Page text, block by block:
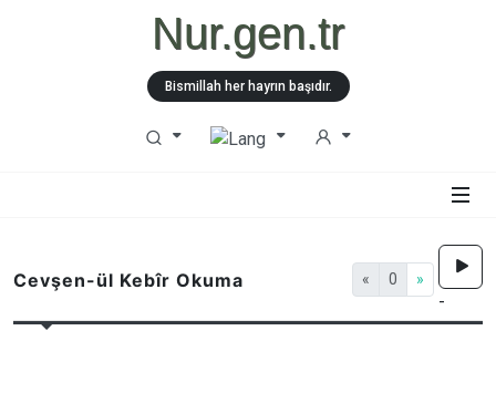
Nur.gen.tr
Bismillah her hayrın başıdır.
Cevşen-ül Kebîr Okuma « 0 »
-